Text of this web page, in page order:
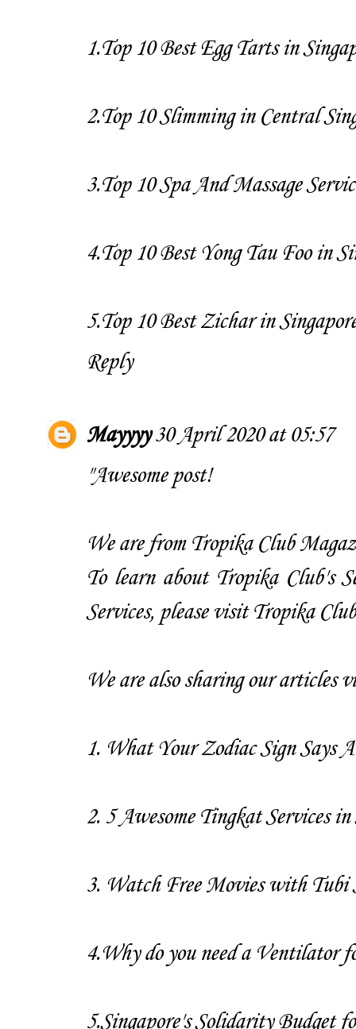
1.Top 10 Best Egg Tarts in
2.Top 10 Slimming in Central
3.Top 10 Spa And Massage
4.Top 10 Best Yong Tau Foo in
5.Top 10 Best Zichar in
Reply
Mayyyy 30 April 2020 at 05:57
"Awesome post!
We are fromTropika Club
To learn about Tropika Club's
Services, pleasevisit Tropika Club
We are also sharing our articles
1. What Your Zodiac Sign Says
2. 5 Awesome Tingkat Services
3. Watch Free Movies with Tubi
4.Why do you need a Ventilator
5.Singapore's Solidarity Budget